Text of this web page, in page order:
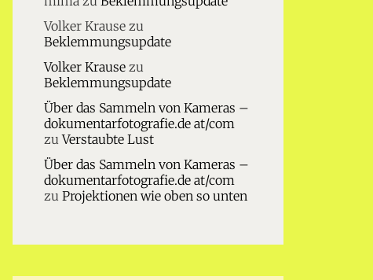
Volker Krausezu
Beklemmungsupdate
Volker Krausezu
Beklemmungsupdate
Über das Sammeln von Kameras –
dokumentarfotografie.de at/com
zuVerstaubte Lust
Über das Sammeln von Kameras –
dokumentarfotografie.de at/com
zu Projektionen wie oben so unten